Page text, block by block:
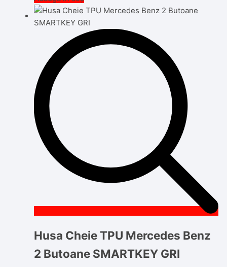
Husa Cheie TPU Mercedes Benz
2 Butoane SMARTKEY GRI